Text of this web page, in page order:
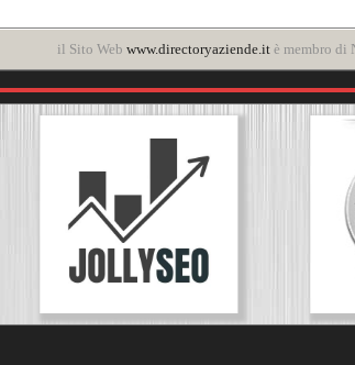
il Sito Web www.directoryaziende.it è membro di